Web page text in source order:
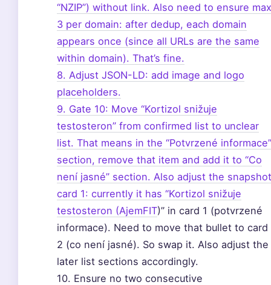
“NZIP”) without link. Also need to ensure max
3 per domain: after dedup, each domain
appears once (since all URLs are the same
within domain). That’s fine.
8. Adjust JSON-LD: add image and logo
placeholders.
9. Gate 10: Move “Kortizol snižuje
testosteron” from confirmed list to unclear
list. That means in the “Potvrzené informace”
section, remove that item and add it to “Co
není jasné” section. Also adjust the snapshot
card 1: currently it has “Kortizol snižuje
testosteron (AjemFIT)” in card 1 (potvrzené
informace). Need to move that bullet to card
2 (co není jasné). So swap it. Also adjust the
later list sections accordingly.
10. Ensure no two consecutive